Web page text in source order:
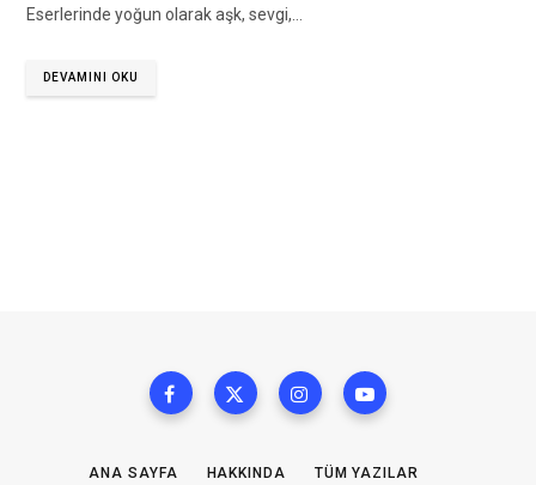
Eserlerinde yoğun olarak aşk, sevgi,…
DEVAMINI OKU
ANA SAYFA HAKKINDA TÜM YAZILAR